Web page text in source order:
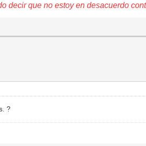
decir que no estoy en desacuerdo
?